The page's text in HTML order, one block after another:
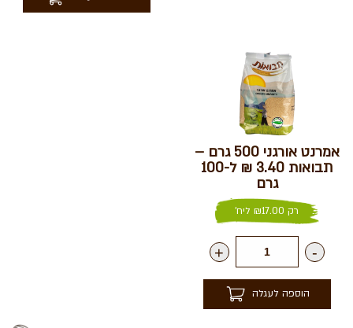
אמרנט אורגני 500 גרם –
תבואות 3.40 ₪ ל-100
גרם
רק ₪17.00 ליח'
-
+
הוספה לעגלה